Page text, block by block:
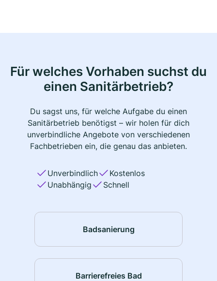
Für welches Vorhaben suchst du
einen Sanitärbetrieb?
Du sagst uns, für welche Aufgabe du einen
Sanitärbetrieb benötigst – wir holen für dich
unverbindliche Angebote von verschiedenen
Fachbetrieben ein, die genau das anbieten.
Unverbindlich
Kostenlos
Unabhängig
Schnell
Badsanierung
Barrierefreies Bad